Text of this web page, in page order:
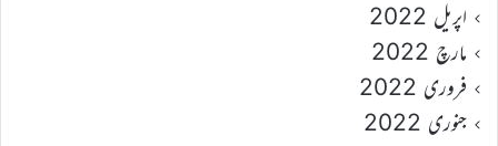
اپریل 2022
مارچ 2022
فروری 2022
جنوری 2022